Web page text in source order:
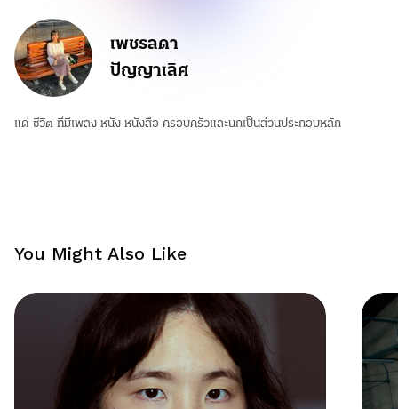
เพชรลดา
ปัญญาเลิศ
แด่ ชีวิต ที่มีเพลง หนัง หนังสือ ครอบครัวและนกเป็นส่วนประกอบหลัก
You Might Also Like